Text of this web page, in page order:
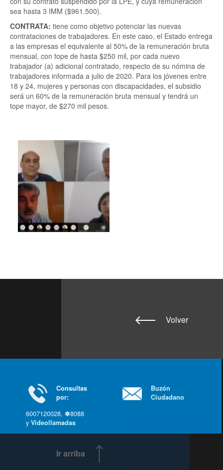
sea hasta 3 IMM ($961.500).
CONTRATA: tiene como objetivo potenciar las nuevas
contrataciones de trabajadores. En este caso, el Estado entrega
a las empresas el equivalente al 50% de la remuneración bruta
mensual, con tope de hasta $250 mil, por cada nuevo
trabajador (a) adicional contratado, respecto de su nómina de
trabajadores informada a julio de 2020. Para los jóvenes entre
18 y 24, mujeres y personas con discapacidades, el subsidio
será un 60% de la remuneración bruta mensual y tendrá un
tope mayor, de $270 mil pesos.
Volver
Consultas
por:
6007120028, ✽8088
yVideollamadas
Buzón
Ciudadano